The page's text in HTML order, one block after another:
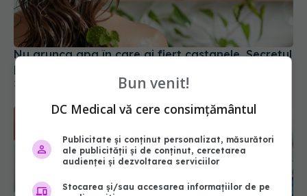
Nu arunca apa în care ai fiert castanele. Secretul
pentru un păr sănătos și strălucitor
21 dec 2025, 14:09
Bun venit!
DC Medical vă cere consimțământul
Publicitate și conținut personalizat, măsurători
ale publicității și de conținut, cercetarea
audienței și dezvoltarea serviciilor
Stocarea și/sau accesarea informațiilor de pe